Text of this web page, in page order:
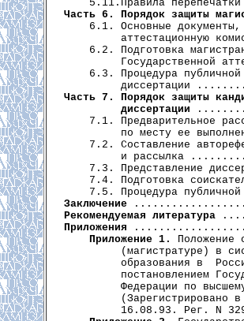
5.11.Правила
Часть 6. Порядок защиты
6.1. Основные
аттестационную
6.2. Подготовка
Государственной
6.3. Процедура
диссертации
Часть 7. Порядок защиты
          диссертации
7.1. Предварительное
по месту ее
7.2. Составление
и рассылка
7.3. Представление
7.4. Подготовка
7.5. Процедура
Заключение
Рекомендуемая литература
Приложения
Приложение 1.
Положение
(магистратуре) в
образования в
постановлением
Федерации по
(Зарегистрировано
16.08.93. Рег. N